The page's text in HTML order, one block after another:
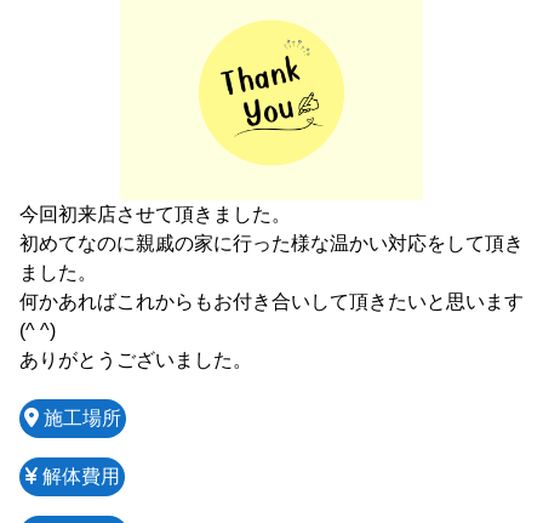
今回初来店させて頂きました。
初めてなのに親戚の家に行った様な温かい対応をして頂き
ました。
何かあればこれからもお付き合いして頂きたいと思います
(^ ^)
ありがとうございました。
施工場所
解体費用